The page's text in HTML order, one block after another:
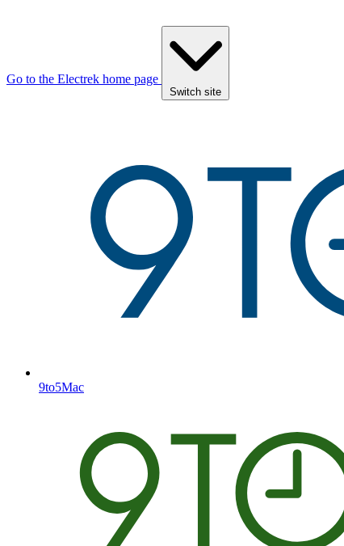
Go to the Electrek home page
Switch site
9to5Mac